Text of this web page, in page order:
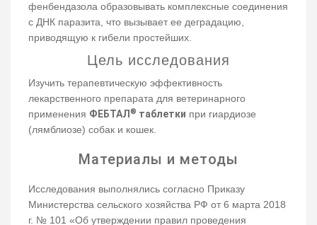
фенбендазола образовывать комплексные соединения
с ДНК паразита, что вызывает ее деградацию,
приводящую к гибели простейших.
Цель исследования
Изучить терапевтическую эффективность
лекарственного препарата для ветеринарного
применения ФЕБТАЛ ® таблетки при гиардиозе
(лямблиозе) собак и кошек.
Материалы и методы
Исследования выполнялись согласно Приказу
Министерства сельского хозяйства РФ от 6 марта 2018
г. № 101 «Об утверждении правил проведения